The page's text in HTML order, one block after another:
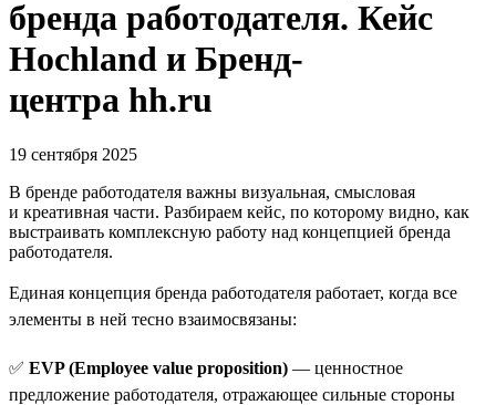
бренда работодателя. Кейс
Hochland и Бренд-
центра hh.ru
19 сентября 2025
В бренде работодателя важны визуальная, смысловая
и креативная части. Разбираем кейс, по которому видно, как
выстраивать комплексную работу над концепцией бренда
работодателя.
Единая концепция бренда работодателя работает, когда все
элементы в ней тесно взаимосвязаны:
✅ EVP (Employee value proposition) — ценностное
предложение работодателя, отражающее сильные стороны